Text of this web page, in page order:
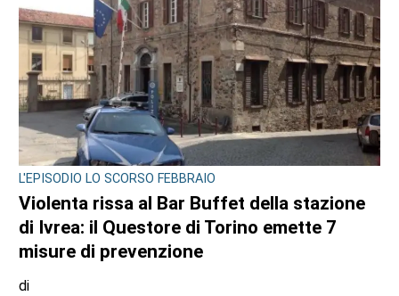
L'EPISODIO LO SCORSO FEBBRAIO
Violenta rissa al Bar Buffet della stazione
di Ivrea: il Questore di Torino emette 7
misure di prevenzione
di